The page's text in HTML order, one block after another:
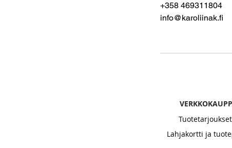
+358 469311804
info@karoliinak.fi
Tuotetarjoukset
Lahjakortti ja